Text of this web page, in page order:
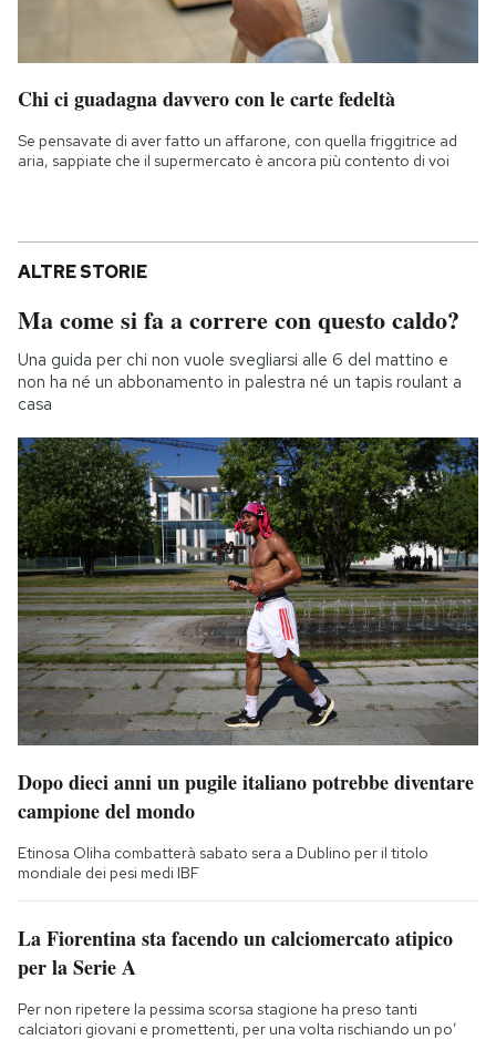
Chi ci guadagna davvero con le carte fedeltà
Se pensavate di aver fatto un affarone, con quella friggitrice ad
aria, sappiate che il supermercato è ancora più contento di voi
ALTRE STORIE
Ma come si fa a correre con questo caldo?
Una guida per chi non vuole svegliarsi alle 6 del mattino e
non ha né un abbonamento in palestra né un tapis roulant a
casa
Dopo dieci anni un pugile italiano potrebbe diventare
campione del mondo
Etinosa Oliha combatterà sabato sera a Dublino per il titolo
mondiale dei pesi medi IBF
La Fiorentina sta facendo un calciomercato atipico
per la Serie A
Per non ripetere la pessima scorsa stagione ha preso tanti
calciatori giovani e promettenti, per una volta rischiando un po’